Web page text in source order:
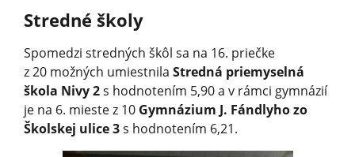
Stredné školy
Spomedzi stredných škôl sa na 16. priečke
z 20 možných umiestnila Stredná priemyselná
škola Nivy 2s hodnotením 5,90 a v rámci gymnázií
je na 6. mieste z 10 Gymnázium J. Fándlyho zo
Školskej ulice 3s hodnotením 6,21.